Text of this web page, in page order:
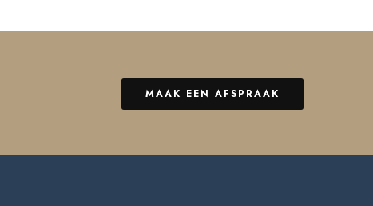
MAAK EEN AFSPRAAK